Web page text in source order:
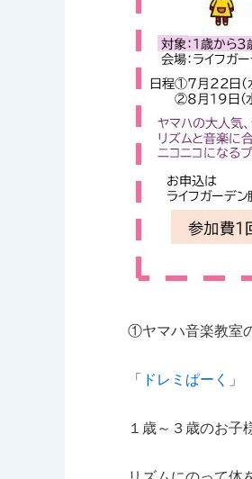
①ヤマハ音楽教室
「 ドレミぱーく
１歳～３歳のお子